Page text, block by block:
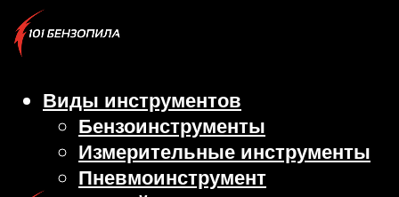
Виды инструментов
Бензоинструменты
Измерительные инструменты
Пневмоинструмент